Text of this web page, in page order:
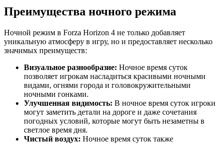
Преимущества ночного режима
Ночной режим в Forza Horizon 4 не только добавляет
уникальную атмосферу в игру, но и предоставляет несколько
значимых преимуществ:
Визуальное разнообразие: Ночное время суток
позволяет игрокам насладиться красивыми ночными
видами, огнями города и головокружительными
ночными гонками.
Улучшенная видимость: В ночное время суток игроки
могут заметить детали на дороге и даже сочетания
погодных условий, которые могут быть незаметны в
светлое время дня.
Чистый воздух: Ночное время суток также